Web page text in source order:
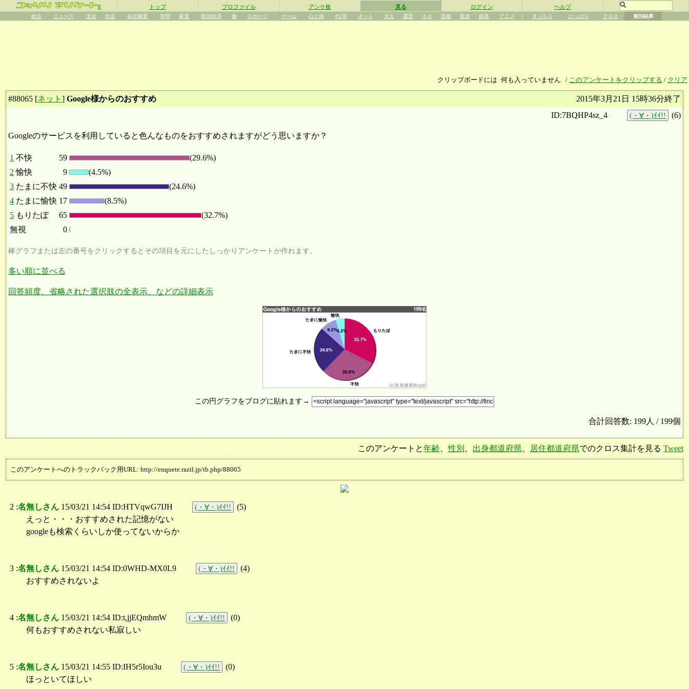
β トップ プロファイル アンケ板 見る ログイン ヘルプ
総合 ニュース 文化 社会 会社職業 学問 家電 政治経済 食 スポーツ ゲーム 心と体 PC等 ネット 大人 運営 ネタ 芸能 音楽 娯楽 アニメ | きっちり ひっぱり クロス 個別結果
クリップボードには 何も入っていません / このアンケートをクリップする / クリア
2015年3月21日 15時36分終了
#88065 [ネット ] Google様からのおすすめ
ID:7BQHP4sz_4
(・∀・)ｲｲ!! (6)
Googleのサービスを利用していると色んなものをおすすめされますがどう思いますか？
1 不快 59
(29.6%)
2 愉快 9
(4.5%)
3 たまに不快 49
(24.6%)
4 たまに愉快 17
(8.5%)
5 もりたぽ 65
(32.7%)
無視
0
棒グラフまたは左の番号をクリックするとその項目を元にしたしっかりアンケートが作れます。
多い順に並べる
回答頻度、省略された選択肢の全表示、などの詳細表示
この円グラフをブログに貼れます→
合計回答数: 199人 / 199個
このアンケートと年齢 、性別 出身都道府県 居住都道府県でのクロス集計を見る Tweet
このアンケートへのトラックバック用URL: http://enquete.razil.jp/tb.php/88065
2 :名無しさん 15/03/21 14:54 ID:HTVqwG7IJH (・∀・)ｲｲ!! (5)
えっと・・・おすすめされた記憶がない
googleも検索くらいしか使ってないからか
3 :名無しさん 15/03/21 14:54 ID:0WHD-MX0L9 (・∀・)ｲｲ!! (4)
おすすめされないよ
4 :名無しさん 15/03/21 14:54 ID:t,jjEQmhmW (・∀・)ｲｲ!! (0)
何もおすすめされない私寂しい
5 :名無しさん 15/03/21 14:55 ID:IH5r5Iou3u (・∀・)ｲｲ!! (0)
ほっといてほしい